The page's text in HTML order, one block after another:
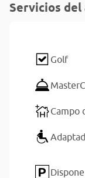
Servicios
Golf
Campo